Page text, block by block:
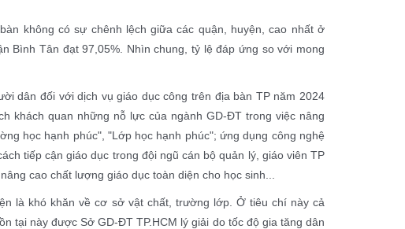
không có sự chênh lệch giữa các quận, huyện, cao nhất ở
Bình Tân đạt 97,05%. Nhìn chung, tỷ lệ đáp ứng so với mong
dân đối với dịch vụ giáo dục công trên địa bàn TP năm 2024
khách quan những nỗ lực của ngành GD-ĐT trong việc nâng
học hạnh phúc", "Lớp học hạnh phúc"; ứng dụng công nghệ
tiếp cận giáo dục trong đội ngũ cán bộ quản lý, giáo viên TP
cao chất lượng giáo dục toàn diện cho học sinh...
là khó khăn về cơ sở vật chất, trường lớp. Ở tiêu chí này cả
tại này được Sở GD-ĐT TP.HCM lý giải do tốc độ gia tăng dân